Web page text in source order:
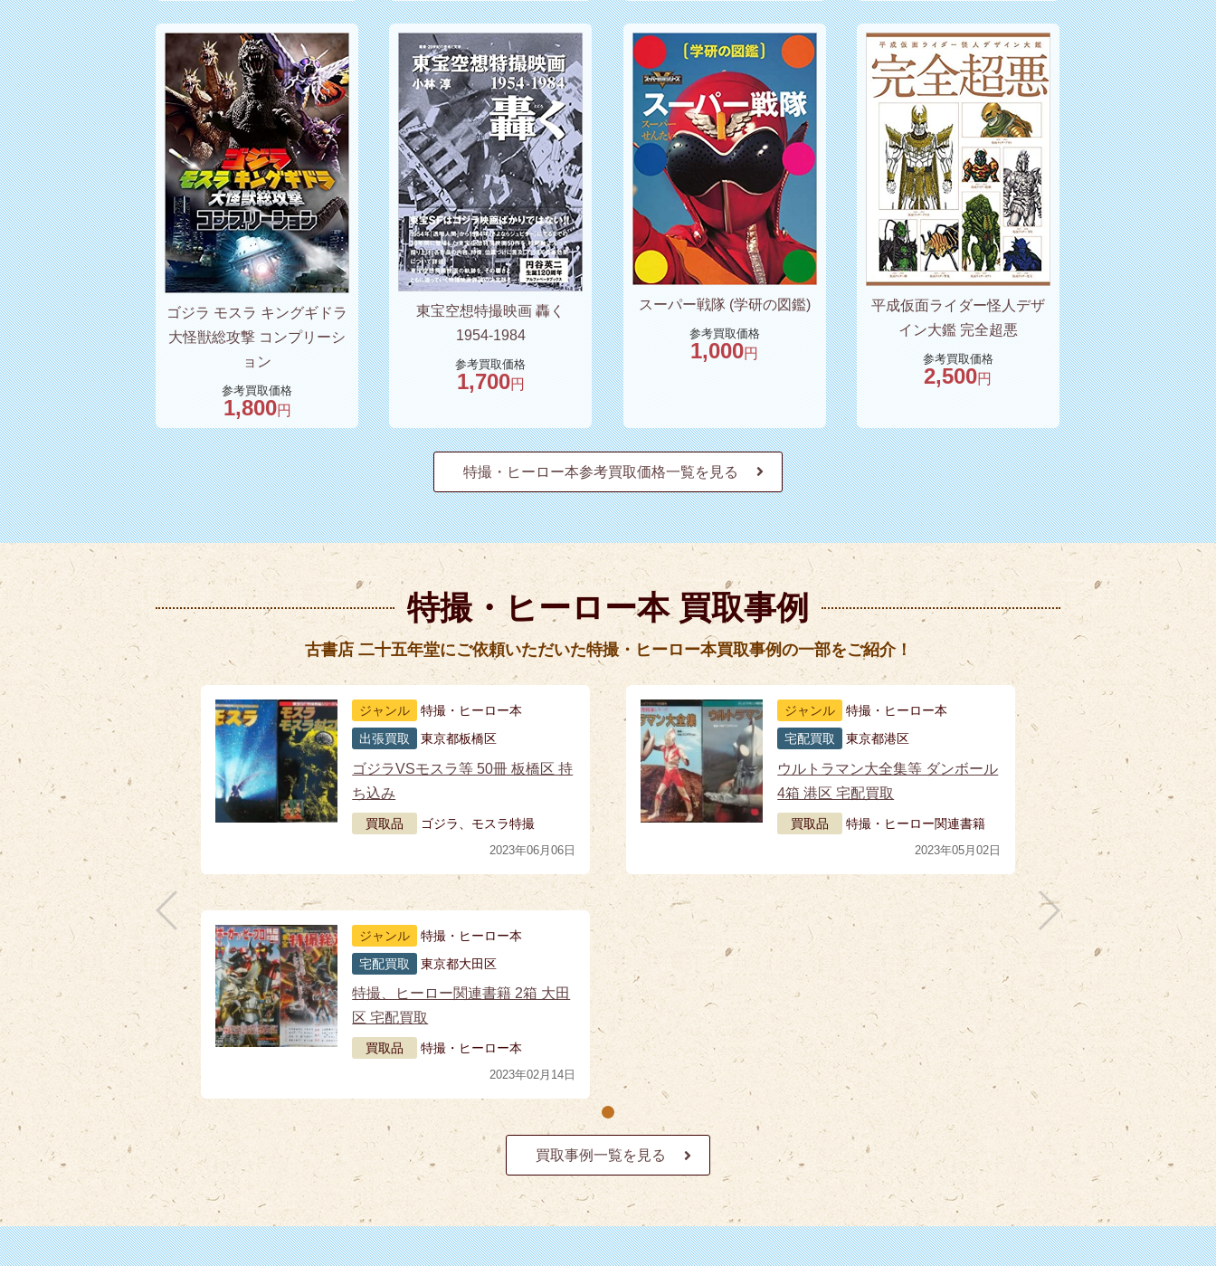
ゴジラ モスラ キングギドラ
大怪獣総攻撃 コンプリーシ
ョン
参考買取価格
1,800円
東宝空想特撮映画 轟く
1954-1984
参考買取価格
1,700円
スーパー戦隊 (学研の図鑑)
参考買取価格
1,000円
平成仮面ライダー怪人デザ
イン大鑑 完全超悪
参考買取価格
2,500円
特撮・ヒーロー本参考買取価格一覧を見る
特撮・ヒーロー本 買取事例
古書店 二十五年堂にご依頼いただいた特撮・ヒーロー本買取事例の一部をご紹介！
ジャンル
特撮・ヒーロー本
出張買取
東京都板橋区
ゴジラVSモスラ等 50冊 板橋区 持
ち込み
買取品 ゴジラ、モスラ特撮
2023年06月06日
ジャンル
特撮・ヒーロー本
宅配買取
東京都港区
ウルトラマン大全集等 ダンボール
4箱 港区 宅配買取
買取品 特撮・ヒーロー関連書籍
2023年05月02日
ジャンル
特撮・ヒーロー本
宅配買取
東京都大田区
特撮、ヒーロー関連書籍 2箱 大田
区 宅配買取
買取品 特撮・ヒーロー本
2023年02月14日
買取事例一覧を見る